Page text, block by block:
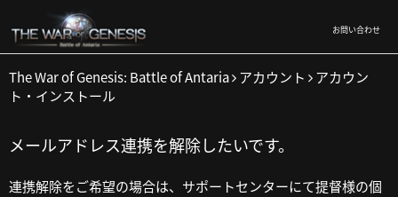
お問い合わせ
The War of Genesis: Battle of Antaria アカウント
アカウン
ト・インストール
メールアドレス連携を解除したいです。
連携解除をご希望の場合は、サポートセンターにて提督様の個